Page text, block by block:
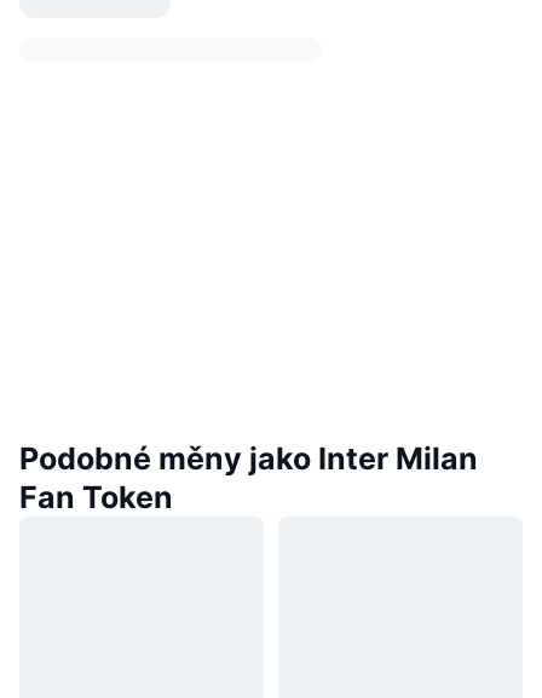
Podobné měny jako Inter Milan
Fan Token